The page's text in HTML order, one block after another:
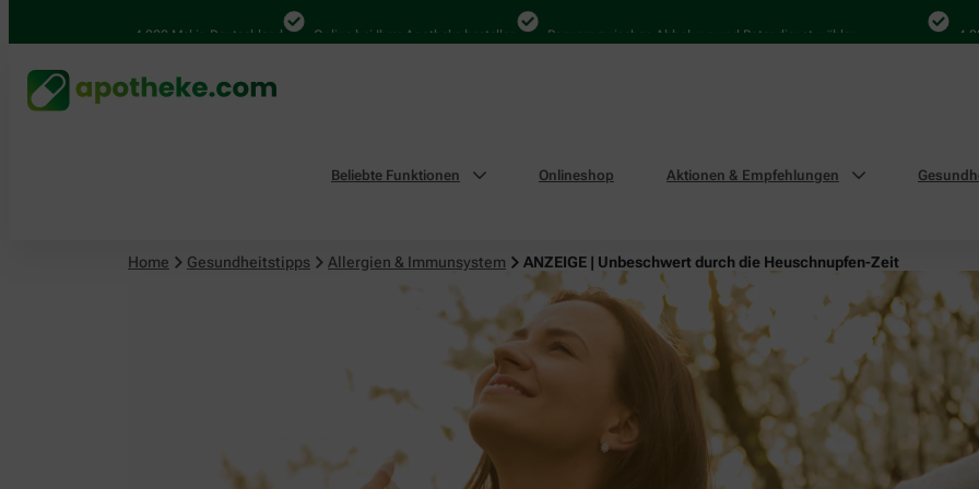
4.000 Mal in Deutschland Online bei Ihrer Apotheke bestellen Bequem zwischen Abholung und Botendienst wählen 4.000 Mal
Beliebte Funktionen Onlineshop Aktionen & Empfehlungen
Home Gesundheitstipps Allergien & Immunsystem ANZEIGE | Unbeschwert durch die Heuschnupfen-Zeit